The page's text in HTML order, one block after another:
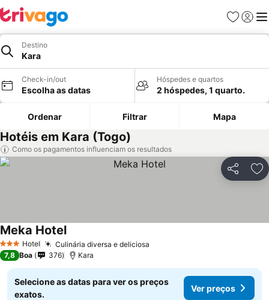
Favoritos
Iniciar
Destino
Kara
Check-in/out
Escolha as datas
Hóspedes e quartos
2 hóspedes, 1 quarto.
Ordenar Filtrar Mapa
Hotéis em Kara (Togo)
Como os pagamentos influenciam os resultados
Partilhar
3 EstrelasHotel Culinária diversa e deliciosa
Meka HotelVer preços
7,8 Boa 376 Kara
Selecione as datas para ver os preços
exatos.
Ver preços